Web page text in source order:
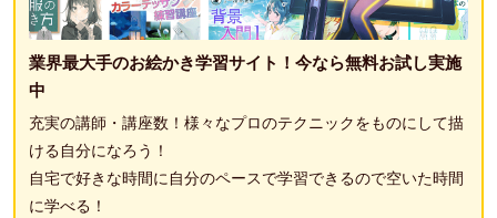
業界最大手のお絵かき学習サイト！今なら無料お試し実施
中
充実の講師・講座数！様々なプロのテクニックをものにして描
ける自分になろう！
自宅で好きな時間に自分のペースで学習できるので空いた時間
に学べる！